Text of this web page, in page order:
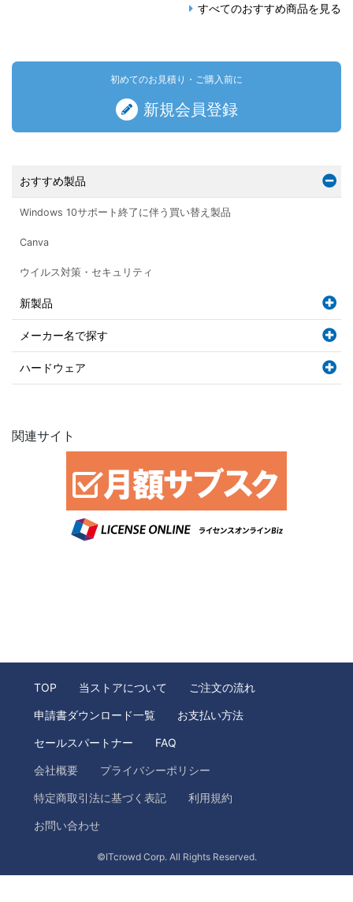
すべてのおすすめ商品を見る
初めてのお見積り・ご購入前に
新規会員登録
おすすめ製品
Windows 10サポート終了に伴う買い替え製品
Canva
ウイルス対策・セキュリティ
新製品
メーカー名で探す
ハードウェア
関連サイト
TOP 当ストアについて ご注文の流れ
申請書ダウンロード一覧 お支払い方法
セールスパートナー FAQ
会社概要 プライバシーポリシー
特定商取引法に基づく表記 利用規約
お問い合わせ
©ITcrowd Corp. All Rights Reserved.